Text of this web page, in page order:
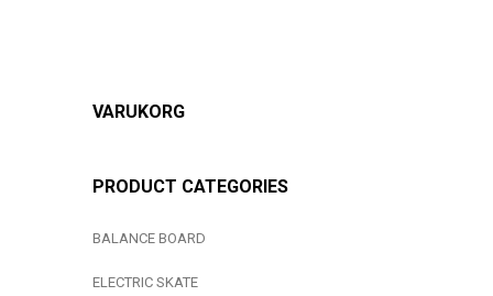
VARUKORG
PRODUCT CATEGORIES
BALANCE BOARD
ELECTRIC SKATE